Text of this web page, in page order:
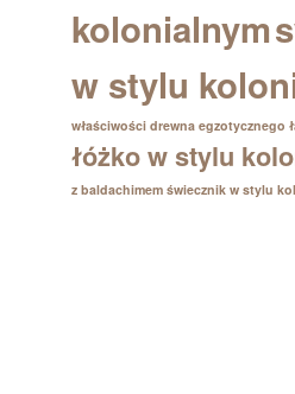
kolonialnym
w stylu
właściwości drewna egzotycznego
łóżko w stylu
z baldachimem świecznik w stylu